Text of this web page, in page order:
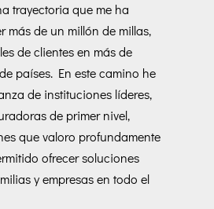
trayectoria que me ha
más de un millón de millas,
de clientes en más de
países. En este camino he
de instituciones líderes,
de primer nivel,
que valoro profundamente
ofrecer soluciones
y empresas en todo el